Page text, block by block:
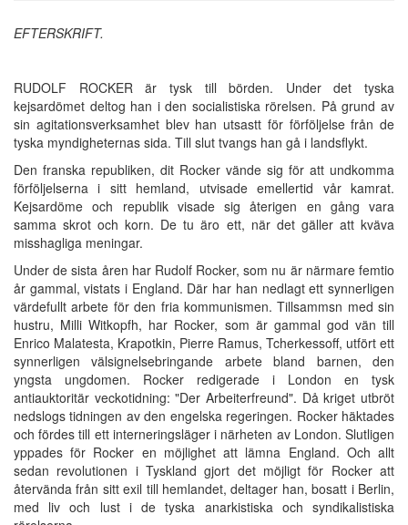
EFTERSKRIFT.
RUDOLF ROCKER är tysk till börden. Under det tyska
kejsardömet deltog han i den socialistiska rörelsen. På grund av
sin agitationsverksamhet blev han utsastt för förföljelse från de
tyska myndigheternas sida. Till slut tvangs han gå i landsflykt.
Den franska republiken, dit Rocker vände sig för att undkomma
förföljelserna i sitt hemland, utvisade emellertid vår kamrat.
Kejsardöme och republik visade sig återigen en gång vara
samma skrot och korn. De tu äro ett, när det gäller att kväva
misshagliga meningar.
Under de sista åren har Rudolf Rocker, som nu är närmare femtio
år gammal, vistats i England. Där har han nedlagt ett synnerligen
värdefullt arbete för den fria kommunismen. Tillsammsn med sin
hustru, Milli Witkopfh, har Rocker, som är gammal god vän till
Enrico Malatesta, Krapotkin, Pierre Ramus, Tcherkessoff, utfört ett
synnerligen välsignelsebringande arbete bland barnen, den
yngsta ungdomen. Rocker redigerade i London en tysk
antiauktoritär veckotidning: "Der Arbeiterfreund". Då kriget utbröt
nedslogs tidningen av den engelska regeringen. Rocker häktades
och fördes till ett interneringsläger i närheten av London. Slutligen
yppades för Rocker en möjlighet att lämna England. Och allt
sedan revolutionen i Tyskland gjort det möjligt för Rocker att
återvända från sitt exil till hemlandet, deltager han, bosatt i Berlin,
med liv och lust i de tyska anarkistiska och syndikalistiska